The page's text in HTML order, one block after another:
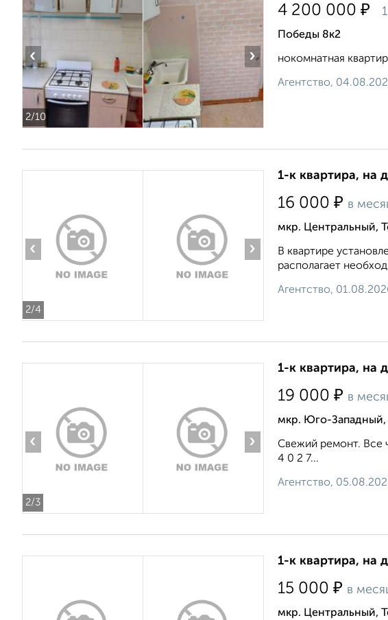
2/10
‹ ›
4 200 000 ₽
Победы 8к2
нокомнатная
Агентство,
2/4
‹ ›
1-к квартира, на
16 000 ₽ в
мкр. Центральный,
В квартире
располагает
Агентство,
2/3
‹ ›
1-к квартира, на
19 000 ₽ в
мкр. Юго-Западный,
Свежий ремонт. Все
4 0 2 7...
Агентство,
1-к квартира, на
15 000 ₽ в
мкр. Центральный,